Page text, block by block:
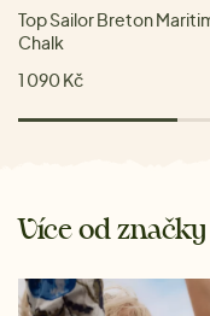
Top Sailor Breton
Chalk
1 090 Kč
Více od